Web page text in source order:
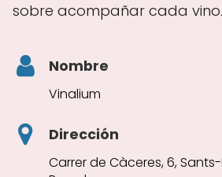
sobre acompañar cada vino.
Nombre
Vinalium
Dirección
Carrer de Càceres, 6,